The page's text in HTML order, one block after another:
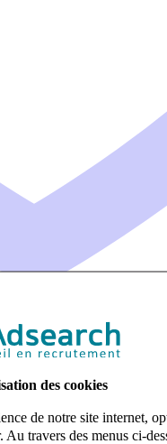
des cookies
de notre site internet,
Au travers des menus ci-